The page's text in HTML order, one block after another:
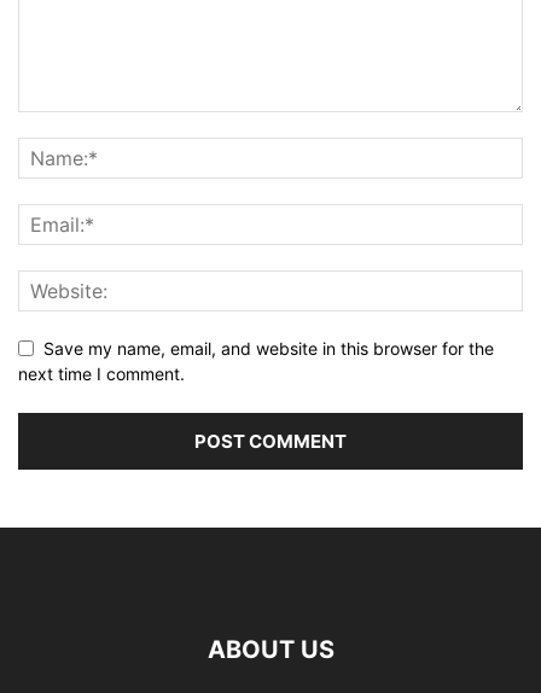
Save my name, email, and website in this browser for the
next time I comment.
ABOUT US